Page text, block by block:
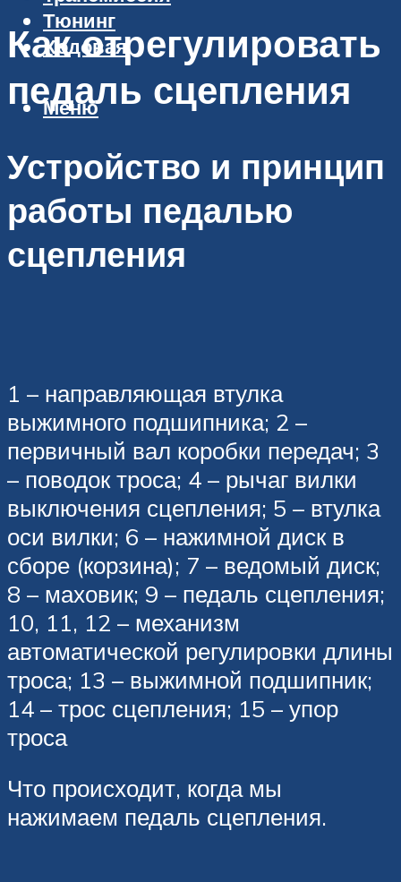
Тюнинг
Ходовая
Меню
Как отрегулировать
педаль сцепления
Устройство и принцип
работы педалью
сцепления
⁠1 – направляющая втулка
выжимного подшипника; 2 –
первичный вал коробки передач; 3
– поводок троса; 4 – рычаг вилки
выключения сцепления; 5 – втулка
оси вилки; 6 – нажимной диск в
сборе (корзина); 7 – ведомый диск;
8 – маховик; 9 – педаль сцепления;
10, 11, 12 – механизм
автоматической регулировки длины
троса; 13 – выжимной подшипник;
14 – трос сцепления; 15 – упор
троса
Что происходит, когда мы
нажимаем педаль сцепления.